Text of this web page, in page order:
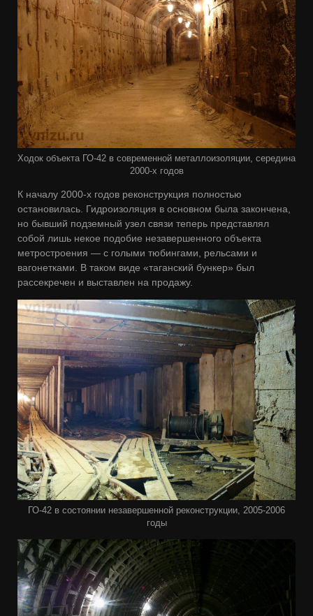
Ходок объекта ГО-42 в современной металлоизоляции, середина
2000-х годов
К началу 2000-х годов реконструкция полностью
остановилась. Гидроизоляция в основном была закончена,
но бывший подземный узел связи теперь представлял
собой лишь некое подобие незавершенного объекта
метростроения — с голыми тюбингами, рельсами и
вагонетками. В таком виде «таганский бункер» был
рассекречен и выставлен на продажу.
ГО-42 в состоянии незавершенной реконструкции, 2005-2006
годы